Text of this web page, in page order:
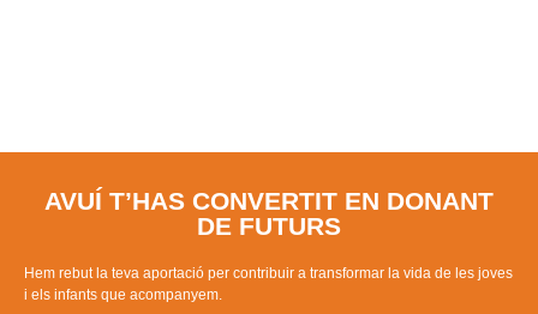
AVUÍ T’HAS CONVERTIT EN DONANT
DE FUTURS
Hem rebut la teva aportació per contribuir a transformar la vida de les joves
i els infants que acompanyem.